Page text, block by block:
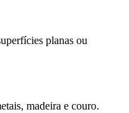
planas ou
madeira e couro.